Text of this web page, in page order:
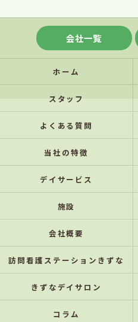
会社一覧
ホーム
スタッフ
よくある質問
当社の特徴
デイサービス
施設
会社概要
訪問看護ステーションきずな
きずなデイサロン
コラム